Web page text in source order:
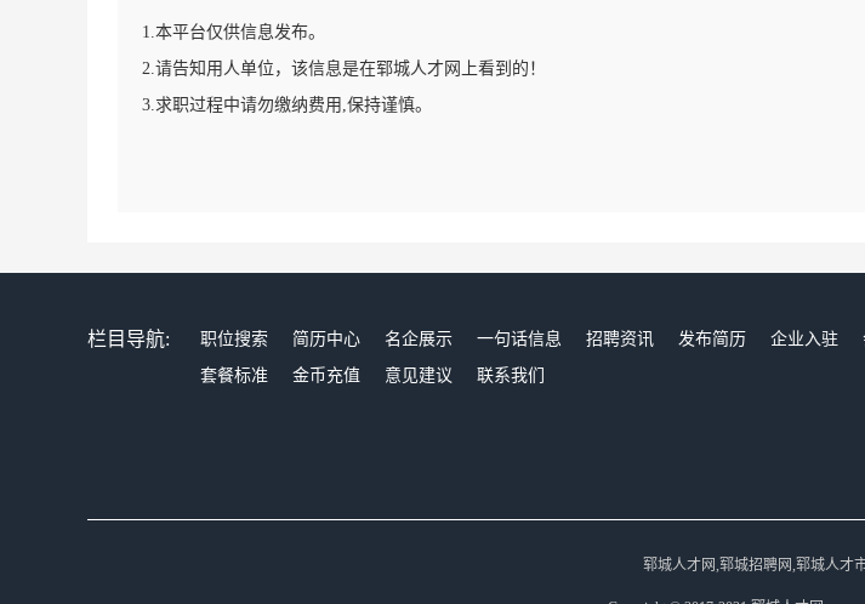
1.本平台仅供信息发布。
2.请告知用人单位，该信息是在郓城人才网上看到的！
3.求职过程中请勿缴纳费用,保持谨慎。
栏目导航: 职位搜索 简历中心 名企展示 一句话信息 招聘资讯 发布简历 企业入驻
套餐标准
金币充值 意见建议 联系我们
郓城人才网,郓城招聘网,郓城人才